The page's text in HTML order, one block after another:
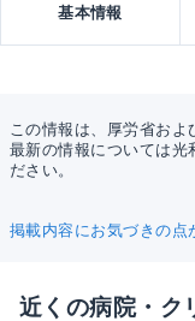
基本情報
この情報は、厚労省およ
最新の情報については光
ださい。
掲載内容にお気づきの点
近くの病院・ク